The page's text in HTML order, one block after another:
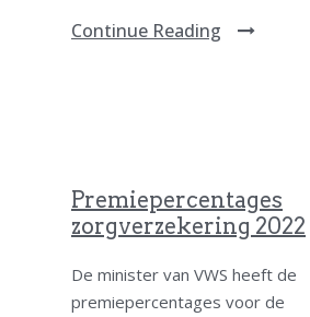
Continue Reading
Premiepercentages
zorgverzekering 2022
De minister van VWS heeft de
premiepercentages voor de